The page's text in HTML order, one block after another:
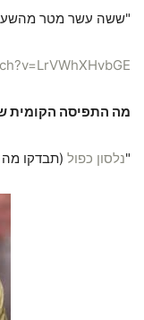
"ששה עשר מטר
מה התפיסה הקומית
"נלסון כפול (תבדקו מה